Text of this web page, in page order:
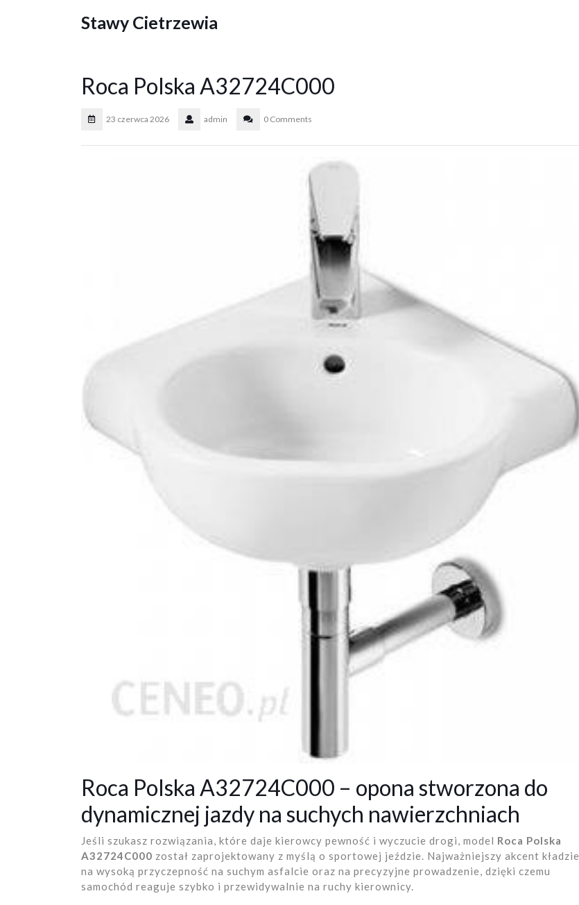
Stawy Cietrzewia
Roca Polska A32724C000
23 czerwca 2026 admin 0 Comments
Roca Polska A32724C000 – opona stworzona do
dynamicznej jazdy na suchych nawierzchniach
Jeśli szukasz rozwiązania, które daje kierowcy pewność i wyczucie drogi, model Roca Polska
A32724C000 został zaprojektowany z myślą o sportowej jeździe. Najważniejszy akcent kładzie
na wysoką przyczepność na suchym asfalcie oraz na precyzyjne prowadzenie, dzięki czemu
samochód reaguje szybko i przewidywalnie na ruchy kierownicy.